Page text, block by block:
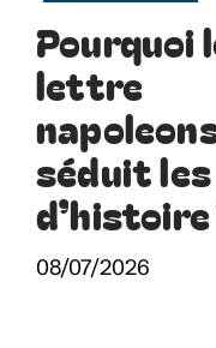
Pourquoi
lettre
séduit
d’histoire
08/07/2026